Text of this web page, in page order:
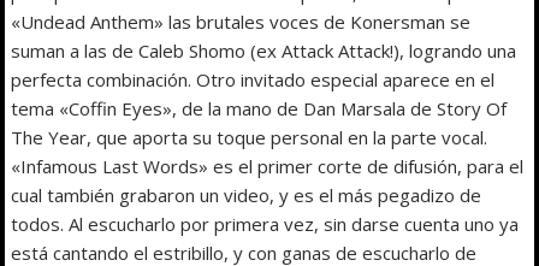
«Undead Anthem» las brutales voces de Konersman se
suman a las de Caleb Shomo (ex Attack Attack!), logrando una
perfecta combinación. Otro invitado especial aparece en el
tema «Coffin Eyes», de la mano de Dan Marsala de Story Of
The Year, que aporta su toque personal en la parte vocal.
«Infamous Last Words» es el primer corte de difusión, para el
cual también grabaron un video, y es el más pegadizo de
todos. Al escucharlo por primera vez, sin darse cuenta uno ya
está cantando el estribillo, y con ganas de escucharlo de